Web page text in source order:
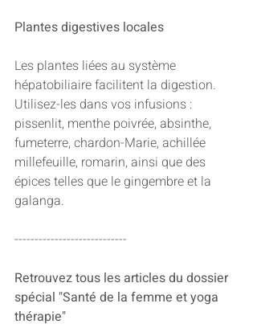
Plantes digestives locales
Les plantes liées au système
hépatobiliaire facilitent la digestion.
Utilisez-les dans vos infusions :
pissenlit, menthe poivrée, absinthe,
fumeterre, chardon-Marie, achillée
millefeuille, romarin, ainsi que des
épices telles que le gingembre et la
galanga.
----------------------------
Retrouvez tous les articles du dossier
spécial "Santé de la femme et yoga
thérapie"